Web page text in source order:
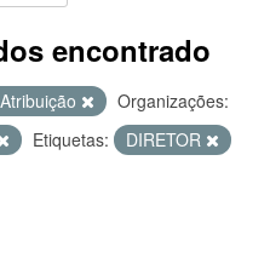
encontrado
Organizações:
Etiquetas:
DIRETOR